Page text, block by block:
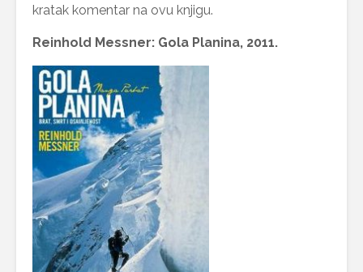
kratak komentar na ovu knjigu.
Reinhold Messner: Gola Planina, 2011.